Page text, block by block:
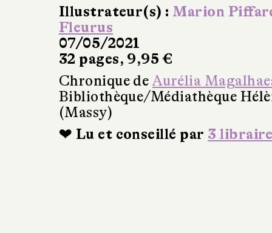
Illustrateur(s) : Marion
Fleurus
07/05/2021
32 pages, 9,95 €
Chronique de Aurélia
Bibliothèque/Médiathèque
(Massy)
❤ Lu et conseillé par 3